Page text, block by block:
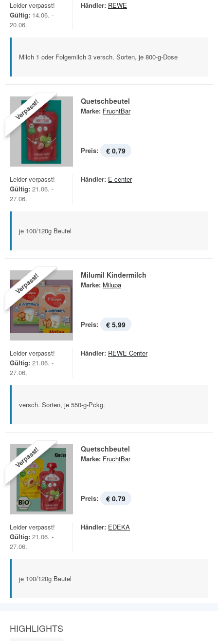
Leider verpasst!
Gültig: 14.06. -
20.06.
Händler: REWE
Milch 1 oder Folgemilch 3 versch. Sorten, je 800-g-Dose
Verpasst! Quetschbeutel
Marke: FruchtBar
Preis: € 0,79
Leider verpasst!
Gültig: 21.06. -
27.06.
Händler: E center
je 100/120g Beutel
Verpasst! Milumil Kindermilch
Marke: Milupa
Preis: € 5,99
Leider verpasst!
Gültig: 21.06. -
27.06.
Händler: REWE Center
versch. Sorten, je 550-g-Pckg.
Verpasst! Quetschbeutel
Marke: FruchtBar
Preis: € 0,79
Leider verpasst!
Gültig: 21.06. -
27.06.
Händler: EDEKA
je 100/120g Beutel
HIGHLIGHTS